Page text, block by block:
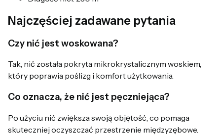
Najczęściej zadawane pytania
Czy nić jest woskowana?
Tak, nić została pokryta mikrokrystalicznym woskiem,
który poprawia poślizg i komfort użytkowania.
Co oznacza, że nić jest pęczniejąca?
Po użyciu nić zwiększa swoją objętość, co pomaga
skuteczniej oczyszczać przestrzenie międzyzębowe.